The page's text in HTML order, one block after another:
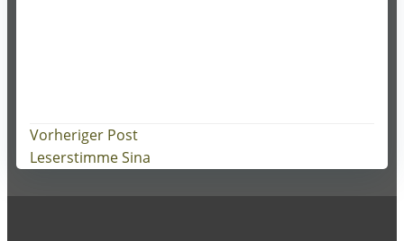
Post
navigation
Vorheriger Post
Leserstimme Sina